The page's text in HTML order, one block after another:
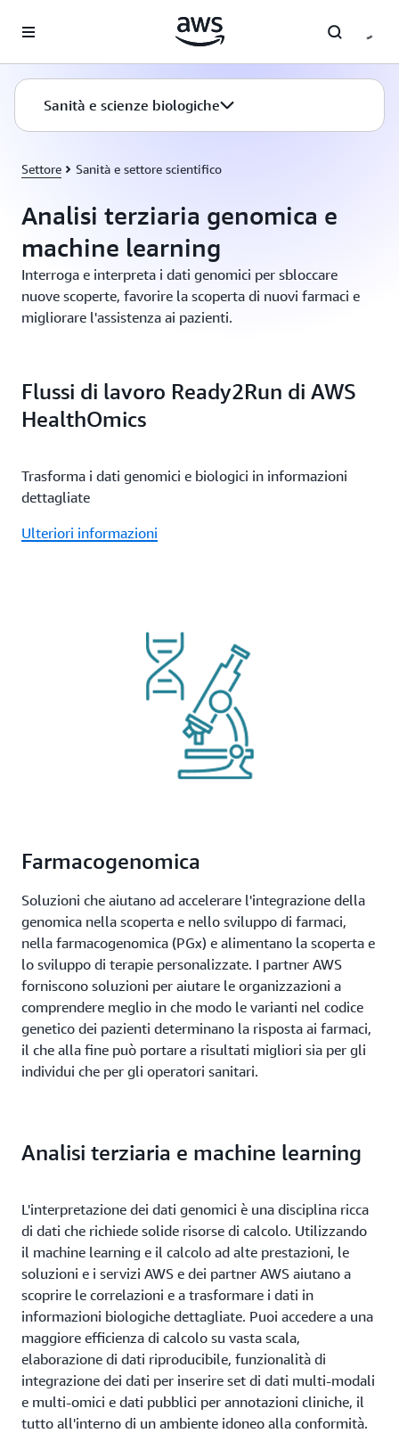
Sanità e scienze biologiche
Settore Sanità e settore scientifico
Analisi terziaria genomica e
machine learning
Interroga e interpreta i dati genomici per sbloccare
nuove scoperte, favorire la scoperta di nuovi farmaci e
migliorare l'assistenza ai pazienti.
Flussi di lavoro Ready2Run di AWS
HealthOmics
Trasforma i dati genomici e biologici in informazioni
dettagliate
Ulteriori informazioni
Farmacogenomica
Soluzioni che aiutano ad accelerare l'integrazione della
genomica nella scoperta e nello sviluppo di farmaci,
nella farmacogenomica (PGx) e alimentano la scoperta e
lo sviluppo di terapie personalizzate. I partner AWS
forniscono soluzioni per aiutare le organizzazioni a
comprendere meglio in che modo le varianti nel codice
genetico dei pazienti determinano la risposta ai farmaci,
il che alla fine può portare a risultati migliori sia per gli
individui che per gli operatori sanitari.
Analisi terziaria e machine learning
L'interpretazione dei dati genomici è una disciplina ricca
di dati che richiede solide risorse di calcolo. Utilizzando
il machine learning e il calcolo ad alte prestazioni, le
soluzioni e i servizi AWS e dei partner AWS aiutano a
scoprire le correlazioni e a trasformare i dati in
informazioni biologiche dettagliate. Puoi accedere a una
maggiore efficienza di calcolo su vasta scala,
elaborazione di dati riproducibile, funzionalità di
integrazione dei dati per inserire set di dati multi-modali
e multi-omici e dati pubblici per annotazioni cliniche, il
tutto all'interno di un ambiente idoneo alla conformità.